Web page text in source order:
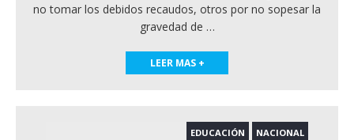
no tomar los debidos recaudos, otros por no sopesar la
gravedad de …
LEER MAS +
EDUCACIÓN NACIONAL